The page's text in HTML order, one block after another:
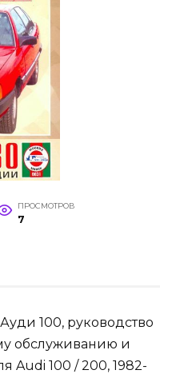
ПРОСМОТРОВ
7
100, руководство
обслуживанию и
Audi 100 / 200, 1982-